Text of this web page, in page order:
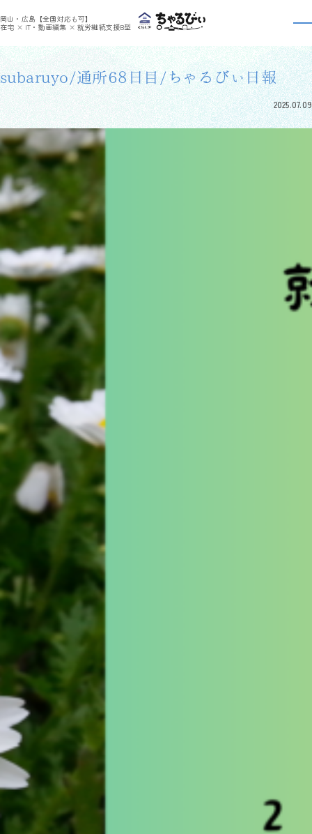
岡山・広島【全国対応も可】
在宅 × IT・動画編集 × 就労継続支援B型
利用者さんの日報 >
利用者さんの日報
subaruyo/通所68日目/ちゃるびぃ日報
2025.07.09